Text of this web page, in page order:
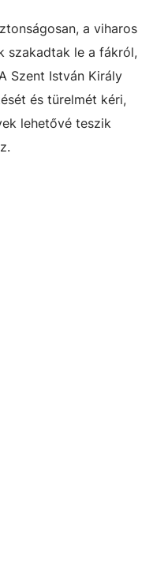
a viharos
szakadtak le a fákról,
Szent István Király
és türelmét kéri,
lehetővé teszik